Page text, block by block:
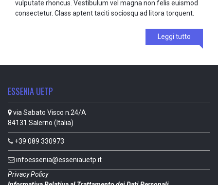
vulputate rhoncus. Vestibulum vel magna non felis euismod
consectetur. Class aptent taciti sociosqu ad litora torquent.
Leggi tutto
ESSENIA UETP
via Sabato Visco n.24/A
84131 Salerno (Italia)
+39 089 330973
infoessenia@esseniauetp.it
Privacy Policy